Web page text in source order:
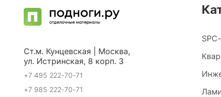
Ст.м. Кунцевская | Москва,
ул. Истринская, 8 корп. 3
+7 495 222-70-71
+7 985 222-70-71